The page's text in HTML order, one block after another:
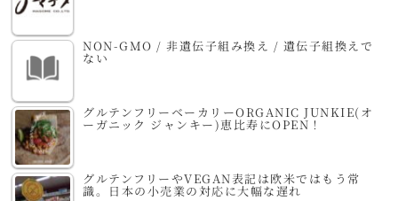
NON-GMO / 非遺伝子組み換え / 遺伝子組換えで
ない
グルテンフリーベーカリーORGANIC JUNKIE(オ
ーガニック ジャンキー)恵比寿にOPEN！
グルテンフリーやVEGAN表記は欧米ではもう常
識。日本の小売業の対応に大幅な遅れ